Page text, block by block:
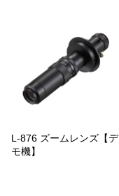
L-876 ズームレンズ【デ
モ機】